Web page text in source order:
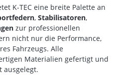
K-TEC eine breite Palette an
, Stabilisatoren,
zur professionellen
nicht nur die Performance,
Fahrzeugs. Alle
Materialien gefertigt und
ausgelegt.